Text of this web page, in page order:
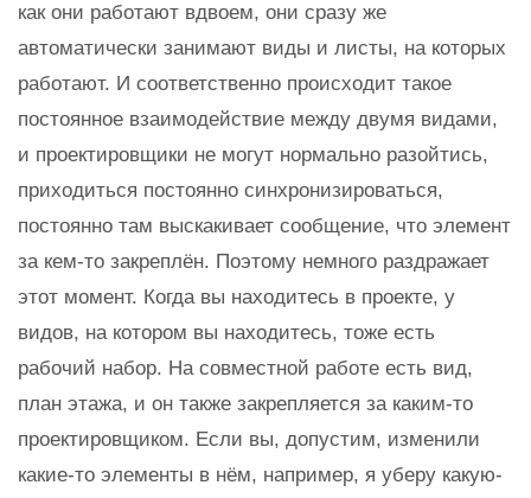
как они работают вдвоем, они сразу же
автоматически занимают виды и листы, на которых
работают. И соответственно происходит такое
постоянное взаимодействие между двумя видами,
и проектировщики не могут нормально разойтись,
приходиться постоянно синхронизироваться,
постоянно там выскакивает сообщение, что элемент
за кем-то закреплён. Поэтому немного раздражает
этот момент. Когда вы находитесь в проекте, у
видов, на котором вы находитесь, тоже есть
рабочий набор. На совместной работе есть вид,
план этажа, и он также закрепляется за каким-то
проектировщиком. Если вы, допустим, изменили
какие-то элементы в нём, например, я уберу какую-